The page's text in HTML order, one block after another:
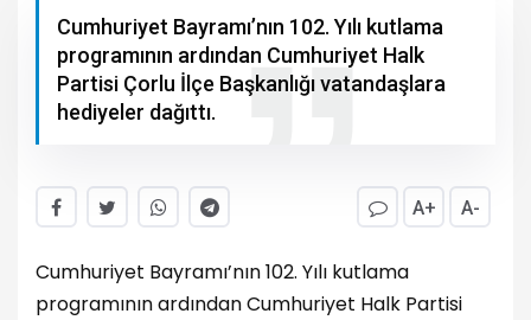
Cumhuriyet Bayramı’nın 102. Yılı kutlama
programının ardından Cumhuriyet Halk
Partisi Çorlu İlçe Başkanlığı vatandaşlara
hediyeler dağıttı.
A+ A-
Cumhuriyet Bayramı’nın 102. Yılı kutlama
programının ardından Cumhuriyet Halk Partisi